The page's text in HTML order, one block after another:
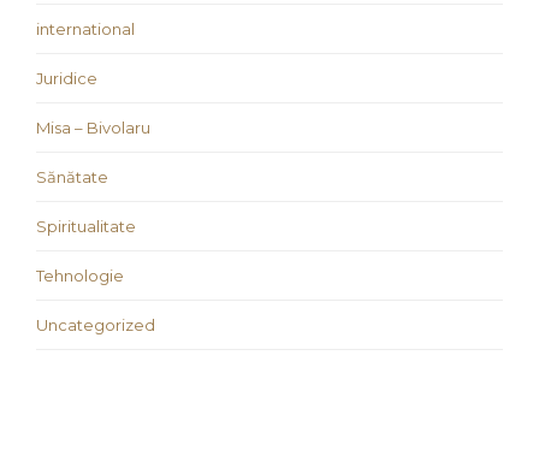
international
Juridice
Misa – Bivolaru
Sănătate
Spiritualitate
Tehnologie
Uncategorized